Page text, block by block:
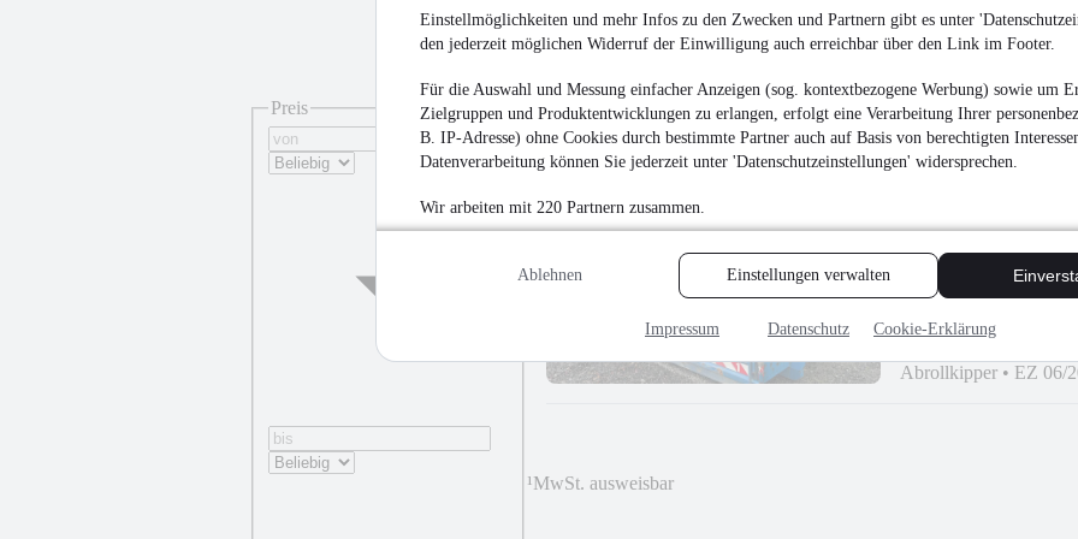
Einstellmöglichkeiten und mehr Infos zu den Zwecken und Partnern gibt es unter
den jederzeit möglichen Widerruf der Einwilligung auch erreichbar über den Link im Footer.
Für die Auswahl und Messung einfacher Anzeigen (sog. kontextbezogene Werbung) sowie um
Zielgruppen und Produktentwicklungen zu erlangen, erfolgt eine Verarbeitung Ihrer
B. IP-Adresse) ohne Cookies durch bestimmte Partner auch auf Basis von berechtigten
Datenverarbeitung können Sie jederzeit unter 'Datenschutzeinstellungen' widersprechen.
Wir arbeiten mit 220 Partnern zusammen.
Ablehnen Einstellungen verwalten
Impressum Datenschutz Cookie-Erklärung
Preis
9.900 € (Netto)¹
Kastenwagen•EZ 09/
Diesel
Andere City
Preis auf Anfrage
Abrollkipper • EZ 06/
¹MwSt. ausweisbar